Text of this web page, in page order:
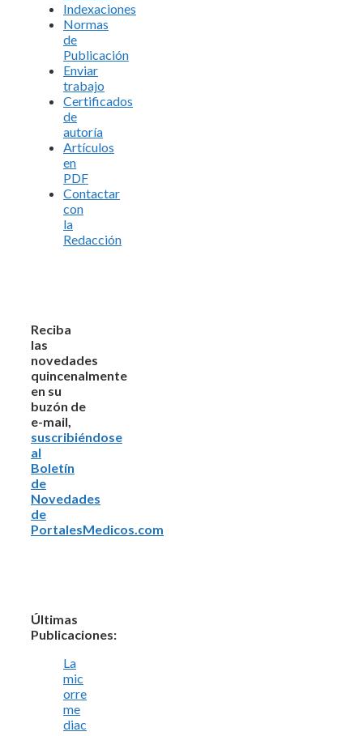
Indexaciones
Normas
de
Publicación
Enviar
trabajo
Certificados
de
autoría
Artículos
en
PDF
Contactar
con
la
Redacción
Reciba
las
novedades
quincenalmente
en su
buzón de
e-mail,
suscribiéndose
al
Boletín
de
Novedades
de
PortalesMedicos.com
Últimas
Publicaciones:
La
mic
orre
me
diac